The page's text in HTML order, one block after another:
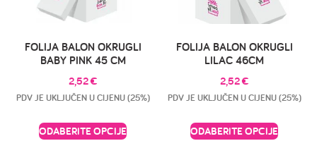
FOLIJA BALON OKRUGLI
BABY PINK 45 CM
2,52€
PDV JE UKLJUČEN U CIJENU (25%)
ODABERITE OPCIJE
FOLIJA BALON OKRUGLI
LILAC 46CM
2,52€
PDV JE UKLJUČEN U CIJENU (25%)
ODABERITE OPCIJE